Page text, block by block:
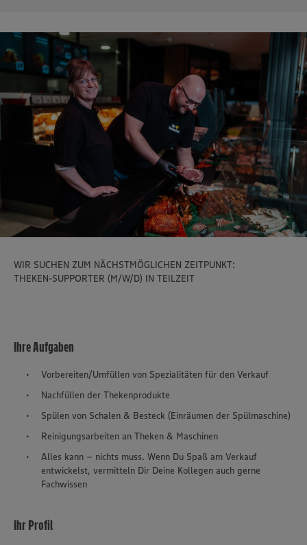
WIR SUCHEN ZUM NÄCHSTMÖGLICHEN ZEITPUNKT:
THEKEN-SUPPORTER (M/W/D) IN TEILZEIT
Ihre Aufgaben
Vorbereiten/Umfüllen von Spezialitäten für den Verkauf
Nachfüllen der Thekenprodukte
Spülen von Schalen & Besteck (Einräumen der Spülmaschine)
Reinigungsarbeiten an Theken & Maschinen
Alles kann – nichts muss. Wenn Du Spaß am Verkauf
entwickelst, vermitteln Dir Deine Kollegen auch gerne
Fachwissen
Ihr Profil